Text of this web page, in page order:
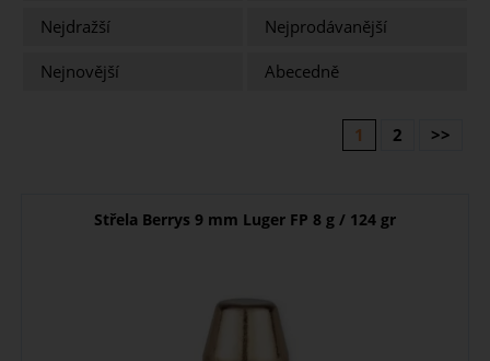
Nejdražší
Nejprodávanější
Nejnovější
Abecedně
1 2 >>
Střela Berrys 9 mm Luger FP 8 g / 124 gr